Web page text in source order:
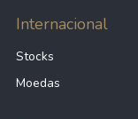
Internacional
Stocks
Moedas